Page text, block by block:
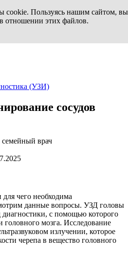
cookie. Пользуясь нашим сайтом, вы
отношении этих файлов.
(УЗИ)
сосудов
врач
чего необходима
данные вопросы. УЗД головы
диагностики, с помощью которого
мозга. Исследование
излучении, которое
черепа в вещество головного